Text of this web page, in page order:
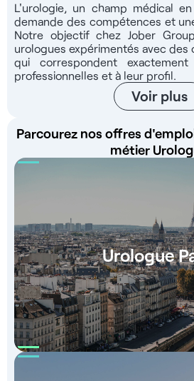
L'urologie, un champ médical
demande des compétences et
Notre objectif chez Jober
urologues expérimentés avec
qui correspondent
professionnelles et à leur profil.
Voir plus
Parcourez nos offres
métier
Urologue